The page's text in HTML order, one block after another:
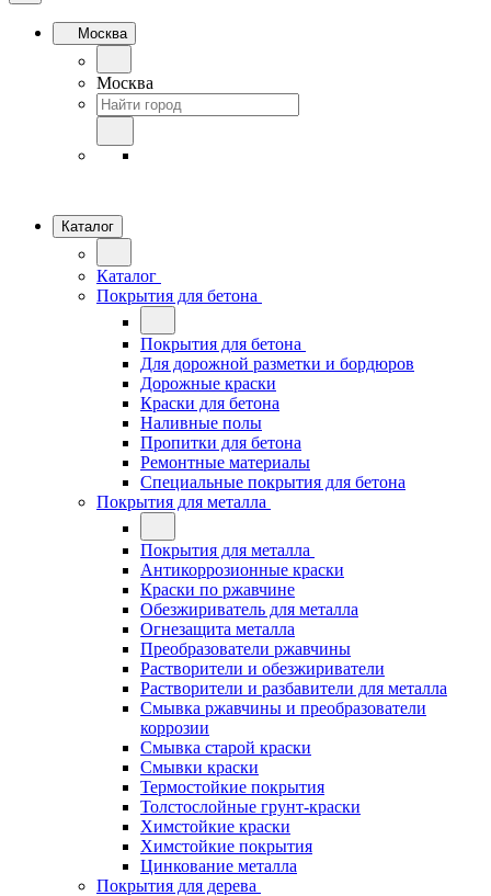
Москва
Москва
Каталог
Каталог
Покрытия для бетона
Покрытия для бетона
Для дорожной разметки и бордюров
Дорожные краски
Краски для бетона
Наливные полы
Пропитки для бетона
Ремонтные материалы
Специальные покрытия для бетона
Покрытия для металла
Покрытия для металла
Антикоррозионные краски
Краски по ржавчине
Обезжириватель для металла
Огнезащита металла
Преобразователи ржавчины
Растворители и обезжириватели
Растворители и разбавители для металла
Смывка ржавчины и преобразователи
коррозии
Смывка старой краски
Смывки краски
Термостойкие покрытия
Толстослойные грунт-краски
Химстойкие краски
Химстойкие покрытия
Цинкование металла
Покрытия для дерева